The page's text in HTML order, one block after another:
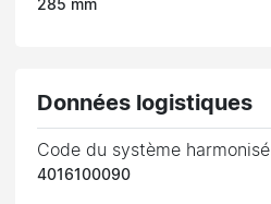
285 mm
Données logistiques
Code du système harmonisé
4016100090